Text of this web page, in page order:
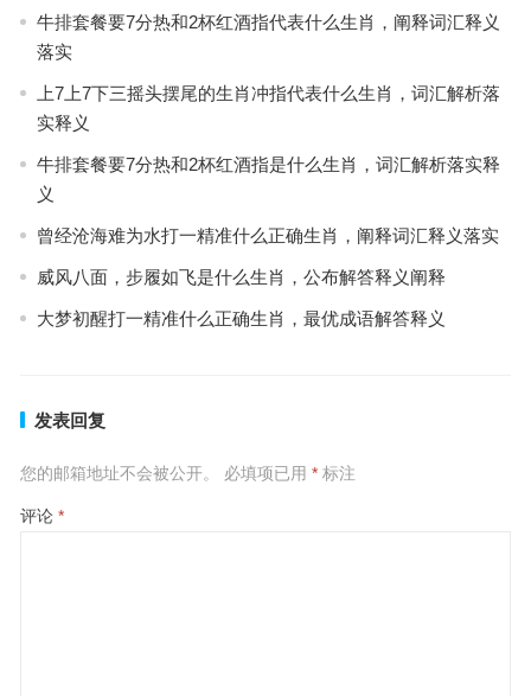
牛排套餐要7分热和2杯红酒指代表什么生肖，阐释词汇释义
落实
上7上7下三摇头摆尾的生肖冲指代表什么生肖，词汇解析落
实释义
牛排套餐要7分热和2杯红酒指是什么生肖，词汇解析落实释
义
曾经沧海难为水打一精准什么正确生肖，阐释词汇释义落实
威风八面，步履如飞是什么生肖，公布解答释义阐释
大梦初醒打一精准什么正确生肖，最优成语解答释义
发表回复
您的邮箱地址不会被公开。 必填项已用 *标注
评论 *